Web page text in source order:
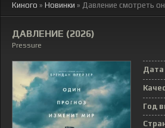
Киного » Новинки » Давление смотреть
ДАВЛЕНИЕ (2026)
Pressure
Дата
Год